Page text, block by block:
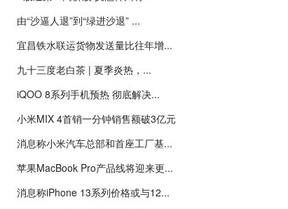
由“沙逼人退”到“绿进沙退” ...
宜昌铁水联运货物发送量比往年增...
九十三度老白茶 | 夏季炎热，...
iQOO 8系列手机预热 彻底解决...
小米MIX 4首销一分钟销售额破3亿元
消息称小米汽车总部和首座工厂基...
苹果MacBook Pro产品线将迎来更...
消息称iPhone 13系列价格或与12...